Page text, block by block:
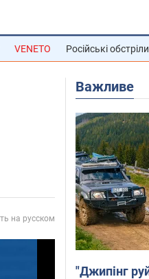
VENETO Російські обстріли
на русском
Важливе
"Джипінг